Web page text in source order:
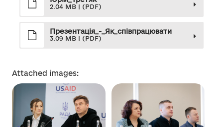
2.04 MB | (PDF)
Презентація_-_Як_співпрацювати
3.09 MB | (PDF)
Attached images: